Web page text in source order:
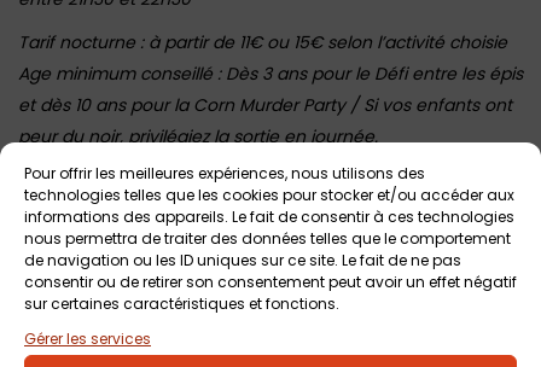
Pour offrir les meilleures expériences, nous utilisons des
technologies telles que les cookies pour stocker et/ou accéder aux
informations des appareils. Le fait de consentir à ces technologies
nous permettra de traiter des données telles que le comportement
de navigation ou les ID uniques sur ce site. Le fait de ne pas
consentir ou de retirer son consentement peut avoir un effet négatif
sur certaines caractéristiques et fonctions.
Gérer les services
Tarif nocturne : à partir de 11€ ou 15€ selon l’activité choisie
Age minimum conseillé : Dès 3 ans pour le Défi entre les épis
et dès 10 ans pour la Corn Murder Party / Si vos enfants ont
peur du noir, privilégiez la sortie en journée.
Autres événementsà venir Voir tout